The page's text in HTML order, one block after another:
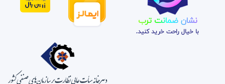
نشان ضمانت ترب
با خیال راحت خرید کنید.